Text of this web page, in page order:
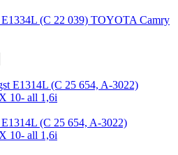
(C 22 039) TOYOTA Camry
(C 25 654, A-3022)
10- all 1,6i